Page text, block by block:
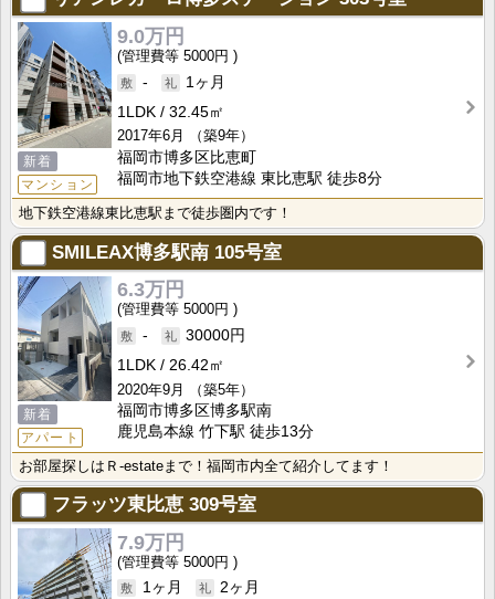
新着
マンション
9.0万円
5000円
-
1ヶ月
1LDK
32.45㎡
2017年6月
（築9年）
福岡市博多区比恵町
福岡市地下鉄空港線 東比恵駅 徒歩8分
地下鉄空港線東比恵駅まで徒歩圏内です！
SMILEAX博多駅南 105号室
新着
アパート
6.3万円
5000円
-
30000円
1LDK
26.42㎡
2020年9月
（築5年）
福岡市博多区博多駅南
鹿児島本線 竹下駅 徒歩13分
お部屋探しはＲ-estateまで！福岡市内全て紹介してます！
フラッツ東比恵 309号室
7.9万円
5000円
1ヶ月
2ヶ月